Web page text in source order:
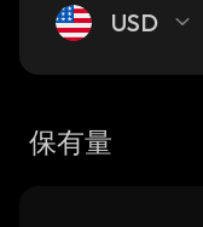
USD
保有量